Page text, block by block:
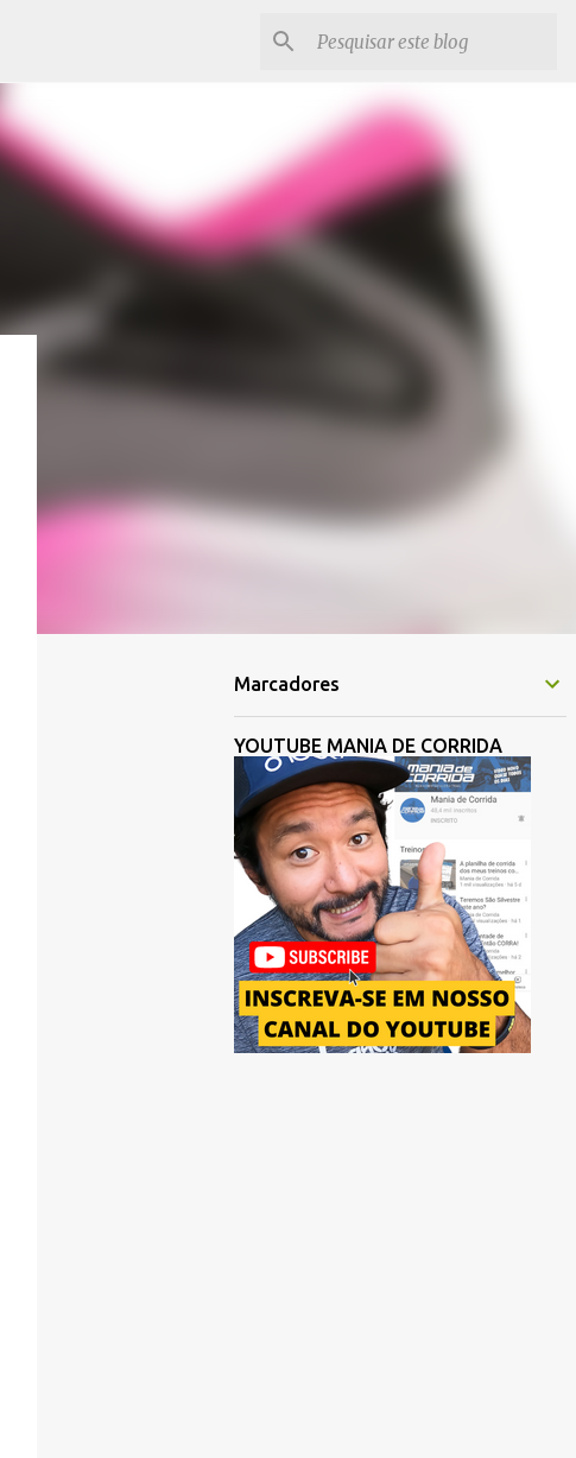
Marcadores
YOUTUBE MANIA DE CORRIDA